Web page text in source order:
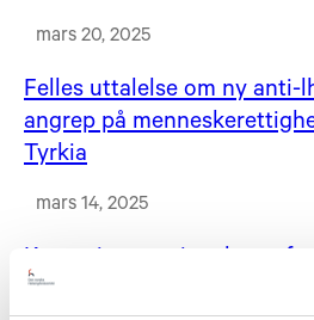
mars 20, 2025
Felles uttalelse om ny anti-
angrep på
Tyrkia
mars 14, 2025
Krever internasjonal
menneskerettighetsbrudd i